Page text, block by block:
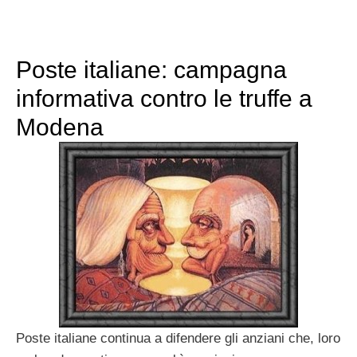
Poste italiane: campagna
informativa contro le truffe a
Modena
Poste italiane continua a difendere gli anziani che, loro